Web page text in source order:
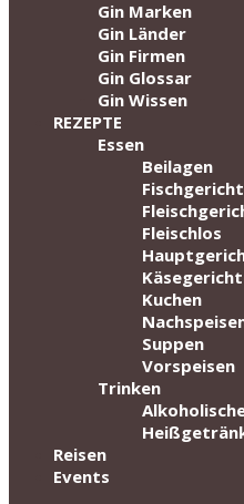
Gin Marken
Gin Länder
Gin Firmen
Gin Glossar
Gin Wissen
REZEPTE
Essen
Beilagen
Fleischlos
Kuchen
Suppen
Vorspeisen
Trinken
Reisen
Events